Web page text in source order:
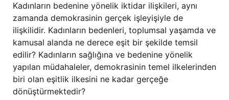
Kadınların bedenine yönelik iktidar ilişkileri, aynı
zamanda demokrasinin gerçek işleyişiyle de
ilişkilidir. Kadınların bedenleri, toplumsal yaşamda ve
kamusal alanda ne derece eşit bir şekilde temsil
edilir? Kadınların sağlığına ve bedenine yönelik
yapılan müdahaleler, demokrasinin temel ilkelerinden
biri olan eşitlik ilkesini ne kadar gerçeğe
dönüştürmektedir?